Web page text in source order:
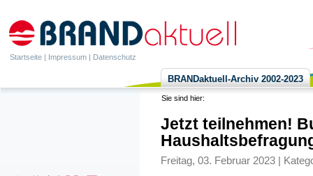
Startseite | Impressum | Datenschutz
BRANDaktuell-Archiv 2002-2023
Sie sind hier:
Jetzt teilnehmen!
Freitag, 03. Februar 2023 |